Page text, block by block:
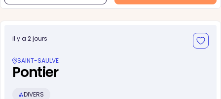
il y a 2 jours
SAINT-SAULVE
Pontier
DIVERS